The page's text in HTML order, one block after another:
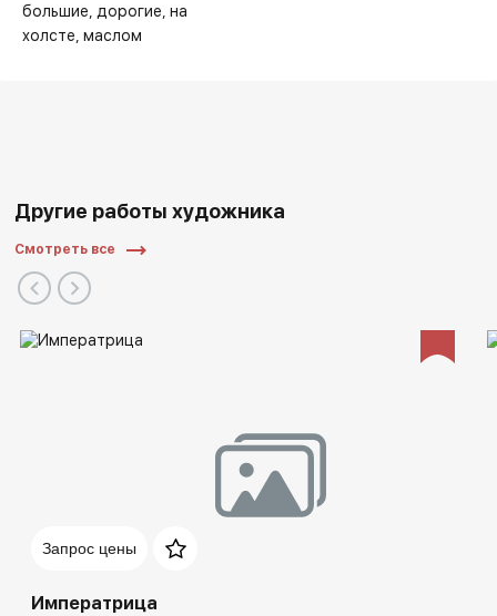
большие дорогие на
холсте маслом
Другие работы художника
Смотреть все
Запрос цены
Императрица